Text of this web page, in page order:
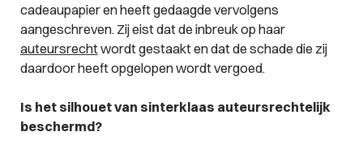
cadeaupapier en heeft gedaagde vervolgens
aangeschreven. Zij eist dat de inbreuk op haar
auteursrechtwordt gestaakt en dat de schade die zij
daardoor heeft opgelopen wordt vergoed.
Is het silhouet van sinterklaas auteursrechtelijk
beschermd?